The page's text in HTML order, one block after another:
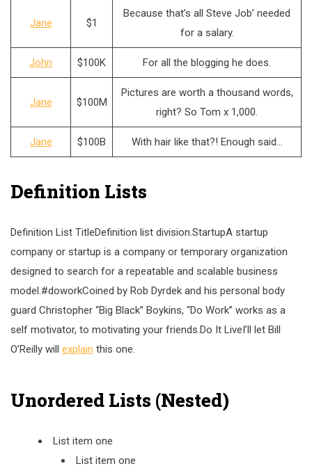
Jane $1
Because that’s all Steve Job’ needed
for a salary.
John $100K For all the blogging he does.
Jane $100M
Pictures are worth a thousand words,
right? So Tom x 1,000.
Jane $100B With hair like that?! Enough said…
Definition Lists
Definition List TitleDefinition list division.StartupA startup
company or startup is a company or temporary organization
designed to search for a repeatable and scalable business
model.#doworkCoined by Rob Dyrdek and his personal body
guard Christopher “Big Black” Boykins, “Do Work” works as a
self motivator, to motivating your friends.Do It LiveI’ll let Bill
O’Reilly will explain this one.
Unordered Lists (Nested)
List item one
List item one